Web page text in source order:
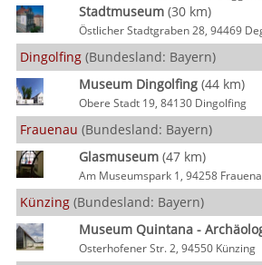
Stadtmuseum(30 km)
Östlicher Stadtgraben 28, 94469
Dingolfing (Bundesland: Bayern)
Museum Dingolfing(44 km)
Obere Stadt 19, 84130 Dingolfing
Frauenau (Bundesland: Bayern)
Glasmuseum(47 km)
Am Museumspark 1, 94258
Künzing (Bundesland: Bayern)
Museum Quintana -
Osterhofener Str. 2, 94550 Künzing